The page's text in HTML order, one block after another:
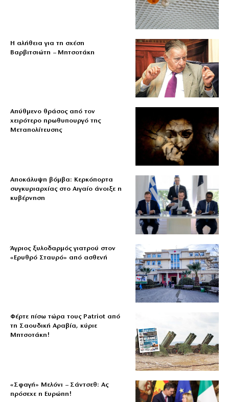
Η αλήθεια για τη σχέση
Βαρβιτσιώτη – Μητσοτάκη
Απύθμενο θράσος από τον
χειρότερο πρωθυπουργό της
Μεταπολίτευσης
Αποκάλυψη βόμβα: Κερκόπορτα
συγκυριαρχίας στο Αιγαίο άνοιξε η
κυβέρνηση
Άγριος ξυλοδαρμός γιατρού στον
«Ερυθρό Σταυρό» από ασθενή
Φέρτε πίσω τώρα τους Patriot από
τη Σαουδική Αραβία, κύριε
Μητσοτάκη!
«Σφαγή» Μελόνι – Σάντσεθ: Ας
πρόσεχε η Ευρώπη!